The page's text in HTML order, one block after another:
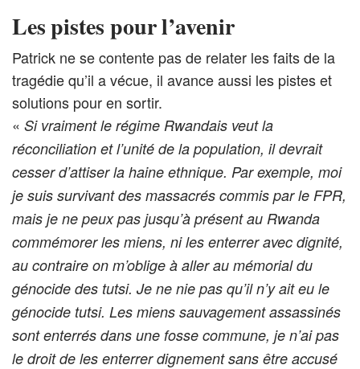
Les pistes pour l’avenir
Patrick ne se contente pas de relater les faits de la
tragédie qu’il a vécue, il avance aussi les pistes et
solutions pour en sortir.
« Si vraiment le régime Rwandais veut la
réconciliation et l’unité de la population, il devrait
cesser d’attiser la haine ethnique. Par exemple, moi
je suis survivant des massacrés commis par le FPR,
mais je ne peux pas jusqu’à présent au Rwanda
commémorer les miens, ni les enterrer avec dignité,
au contraire on m’oblige à aller au mémorial du
génocide des tutsi. Je ne nie pas qu’il n’y ait eu le
génocide tutsi. Les miens sauvagement assassinés
sont enterrés dans une fosse commune, je n’ai pas
le droit de les enterrer dignement sans être accusé